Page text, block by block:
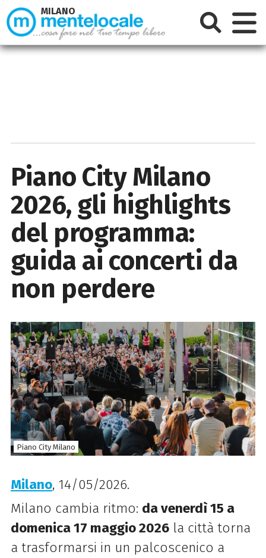
Piano City Milano
2026, gli highlights
del programma:
guida ai concerti da
non perdere
Piano City Milano
Milano, 14/05/2026.
Milano cambia ritmo: da venerdì 15 a
domenica 17 maggio 2026la città torna
a trasformarsi in un palcoscenico a
MILANO